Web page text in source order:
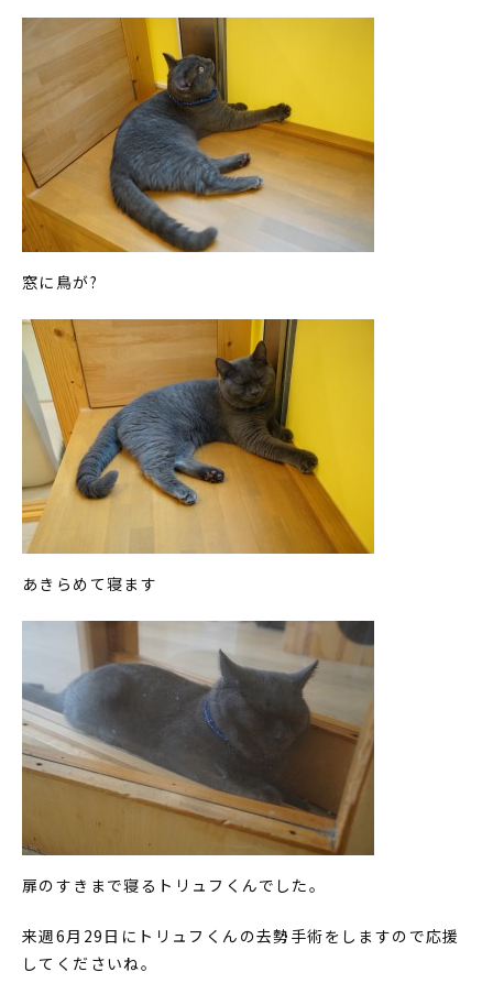
窓に鳥が?
あきらめて寝ます
扉のすきまで寝るトリュフくんでした。
来週6月29日にトリュフくんの去勢手術をしますので応援
してくださいね。